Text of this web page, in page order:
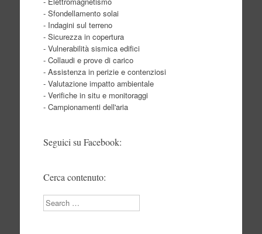
- Sfondellamento solai
- Indagini sul terreno
- Sicurezza in copertura
- Vulnerabilità sismica edifici
- Collaudi e prove di carico
- Assistenza in perizie e contenziosi
- Valutazione impatto ambientale
- Verifiche in situ e monitoraggi
- Campionamenti dell'aria
Seguici su Facebook:
Cerca contenuto:
Search